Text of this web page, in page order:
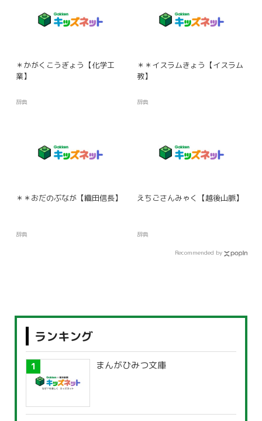
＊かがくこうぎょう【化学工
業】
辞典
＊＊イスラムきょう【イスラム
教】
辞典
＊＊おだのぶなが【織田信長】
辞典
えちごさんみゃく【越後山脈】
辞典
Recommended by
ランキング
まんがひみつ文庫